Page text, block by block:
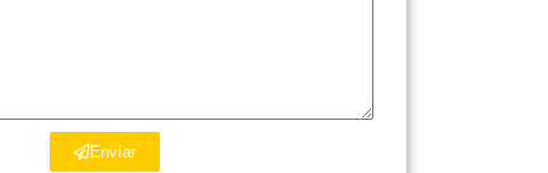
Envíar